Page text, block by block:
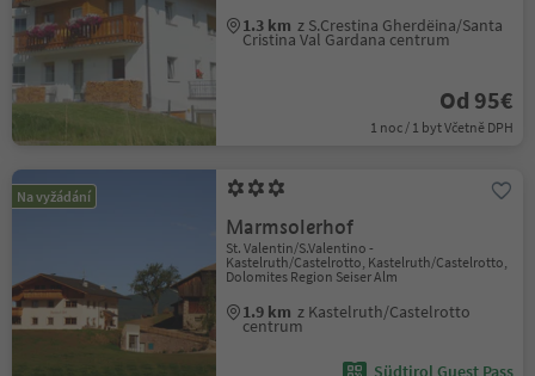
1.3 km z S.Crestina Gherdëina/Santa
Cristina Val Gardana centrum
Od 95€
1 noc / 1 byt Včetně DPH
Na vyžádání
Marmsolerhof
St. Valentin/S.Valentino -
Kastelruth/Castelrotto, Kastelruth/Castelrotto,
Dolomites Region Seiser Alm
1.9 km z Kastelruth/Castelrotto
centrum
Südtirol Guest Pass